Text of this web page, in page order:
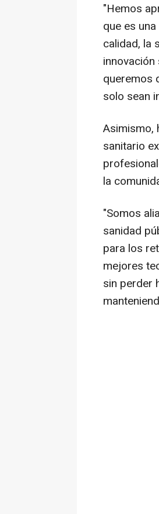
"Hemos
que es
calidad, la
queremos
solo sean
Asimismo,
sanitario
la
"Somos
sanidad
para los
mejores
sin perder